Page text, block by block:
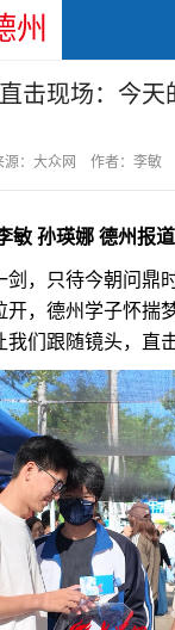
州
击现场：今天
源：大众网 作者：李敏
敏 孙瑛娜 德州报道
只待今朝问鼎时
开，德州学子怀揣
们跟随镜头，直